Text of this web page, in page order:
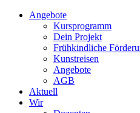
Angebote
Kursprogramm
Dein Projekt
Frühkindliche
Kunstreisen
Angebote
AGB
Aktuell
Wir